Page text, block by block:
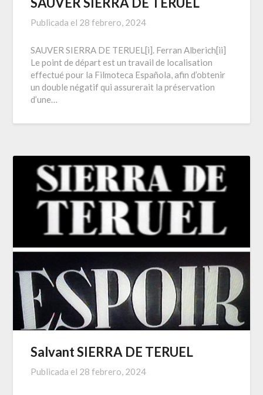
Publicada el 28 febrero, 2024
SAUVER SIERRA DE TERUEL[i]. Ferran Alberich[ii]
Le point de départ est un travail de localisation
effectué pour la Filmoteca Española, afin d’obtenir
un double négatif qui assurerait la préservation
d’une…
Salvant SIERRA DE TERUEL
Publicada el 28 febrero, 2024